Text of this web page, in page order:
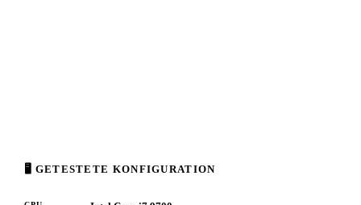
🖥 GETESTETE KONFIGURATION